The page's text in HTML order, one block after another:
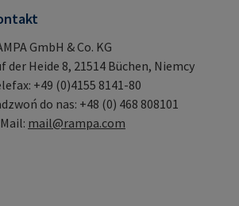
GmbH & Co. KG
der Heide 8, 21514 Büchen, Niemcy
+49 (0)4155 8141-80
do nas: +48 (0) 468 808101
mail@rampa.com